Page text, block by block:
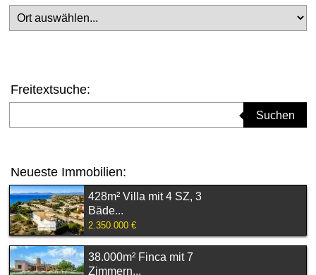
Ort auswählen
Freitextsuche:
Suchen
Neueste Immobilien:
428m² Villa mit 4 SZ, 3
Bäde...
2.350.000 €
38.000m² Finca mit 7
Zimmern...